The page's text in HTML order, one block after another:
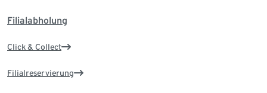
Filialabholung
Click & Collect
Filialreservierung